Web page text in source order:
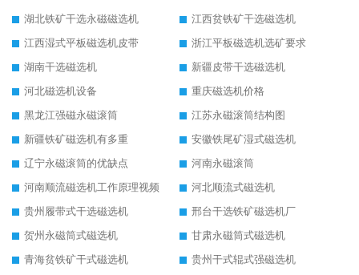
湖北铁矿干选永磁磁选机
江西贫铁矿干选磁选机
江西湿式平板磁选机皮带
浙江平板磁选机选矿要求
湖南干选磁选机
新疆皮带干选磁选机
河北磁选机设备
重庆磁选机价格
黑龙江强磁永磁滚筒
江苏永磁滚筒结构图
新疆铁矿磁选机有多重
安徽铁尾矿湿式磁选机
辽宁永磁滚筒的优缺点
河南永磁滚筒
河南顺流磁选机工作原理视频
河北顺流式磁选机
贵州履带式干选磁选机
邢台干选铁矿磁选机厂
贺州永磁筒式磁选机
甘肃永磁筒式磁选机
青海贫铁矿干式磁选机
贵州干式辊式强磁选机